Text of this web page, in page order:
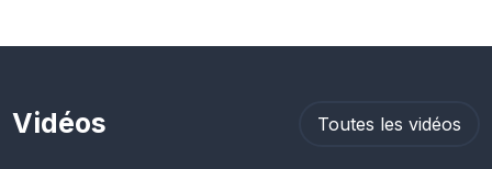
Vidéos Toutes les vidéos